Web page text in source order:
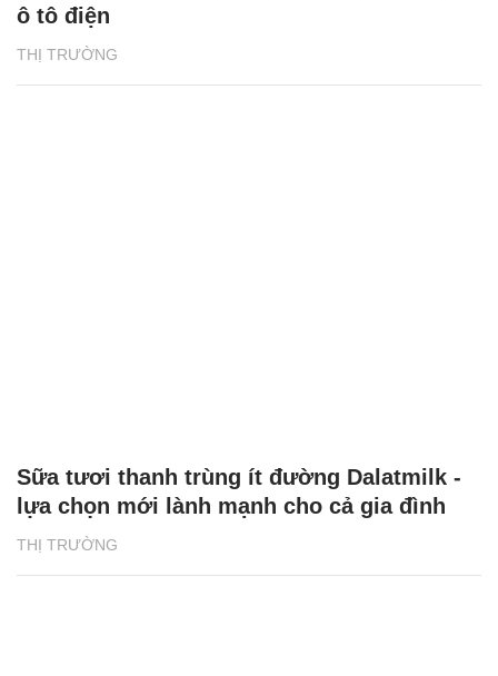
THỊ TRƯỜNG
ô tô điện
THỊ TRƯỜNG
Sữa tươi thanh trùng ít đường Dalatmilk -
lựa chọn mới lành mạnh cho cả gia đình